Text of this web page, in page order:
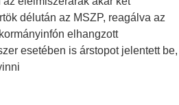
délután az MSZP, reagálva az
elhangzott
esetében is árstopot jelentett be,